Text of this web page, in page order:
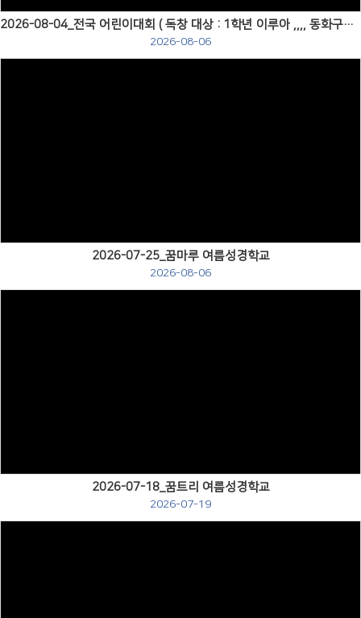
2026-08-04_전국 어린이대회 ( 독창 대상 : 1학년 이루아 ,,,, 동화구연 금상 : 6학년 홍서이 )
2026-08-06
2026-07-25_꿈마루 여름성경학교
2026-08-06
2026-07-18_꿈트리 여름성경학교
2026-07-19